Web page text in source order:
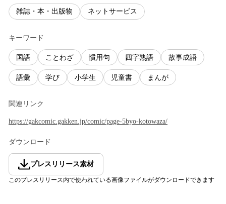
雑誌・本・出版物 ネットサービス
キーワード
国語 ことわざ 慣用句 四字熟語 故事成語
語彙 学び 小学生 児童書 まんが
関連リンク
https://gakcomic.gakken.jp/comic/page-5byo-kotowaza/
ダウンロード
プレスリリース素材
このプレスリリース内で使われている画像ファイルがダウンロードできます